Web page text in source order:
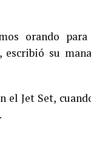
orando
su
el Jet Set,